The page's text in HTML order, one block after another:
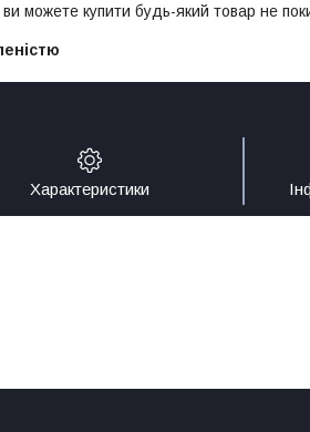
ви можете купити будь-який товар не
Характеристики